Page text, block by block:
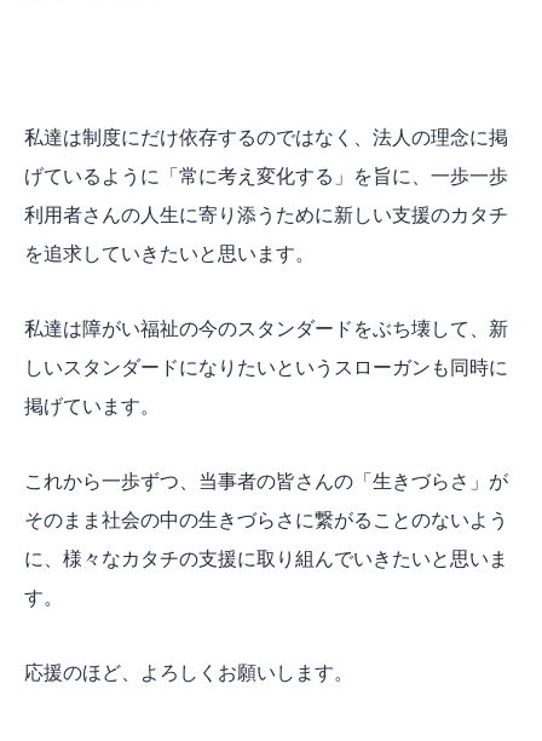
私達は制度にだけ依存するのではなく、法人の理念に掲
げているように「常に考え変化する」を旨に、一歩一歩
利用者さんの人生に寄り添うために新しい支援のカタチ
を追求していきたいと思います。
私達は障がい福祉の今のスタンダードをぶち壊して、新
しいスタンダードになりたいというスローガンも同時に
掲げています。
これから一歩ずつ、当事者の皆さんの「生きづらさ」が
そのまま社会の中の生きづらさに繋がることのないよう
に、様々なカタチの支援に取り組んでいきたいと思いま
す。
応援のほど、よろしくお願いします。